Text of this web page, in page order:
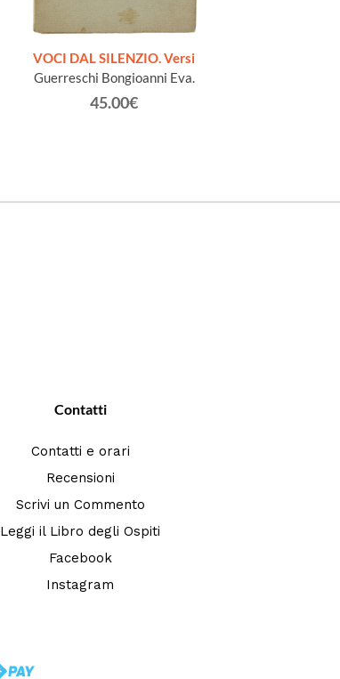
VOCI DAL SILENZIO. Versi
Guerreschi Bongioanni Eva.
45.00€
Contatti
Contatti e orari
Recensioni
Scrivi un Commento
Leggi il Libro degli Ospiti
Facebook
Instagram